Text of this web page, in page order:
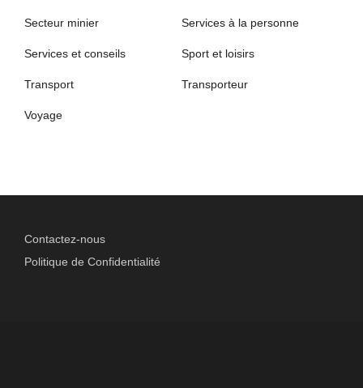
Secteur minier Services à la personne
Services et conseils Sport et loisirs
Transport Transporteur
Voyage
Contactez-nous
Politique de Confidentialité